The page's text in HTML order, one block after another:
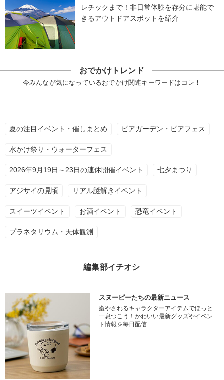
レチックまで！非日常体験を存分に堪能で
きるアウトドアスポットを紹介
おでかけトレンド
今みんなが気になっているおでかけ関連キーワードはコレ！
夏の注目イベント・催しまとめ ビアガーデン・ビアフェス
水かけ祭り・ウォーターフェス
2026年9月19日～23日の連休開催イベント 七夕まつり
アジサイの見頃 リアル謎解きイベント
スイーツイベント お酒イベント 恐竜イベント
プラネタリウム・天体観測
編集部イチオシ
スヌーピーたちの最新ニュース
癒やされるキャラクターアイテムでほっと
一息つこう！かわいい最新グッズやイベン
ト情報を毎日配信